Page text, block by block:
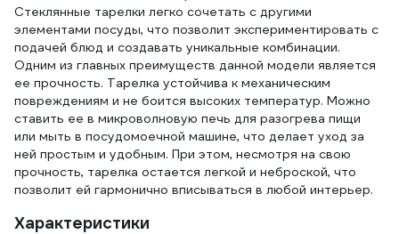
Стеклянные тарелки легко сочетать с другими
элементами посуды, что позволит экспериментировать с
подачей блюд и создавать уникальные комбинации.
Одним из главных преимуществ данной модели является
ее прочность. Тарелка устойчива к механическим
повреждениям и не боится высоких температур. Можно
ставить ее в микроволновую печь для разогрева пищи
или мыть в посудомоечной машине, что делает уход за
ней простым и удобным. При этом, несмотря на свою
прочность, тарелка остается легкой и неброской, что
позволит ей гармонично вписываться в любой интерьер.
Характеристики